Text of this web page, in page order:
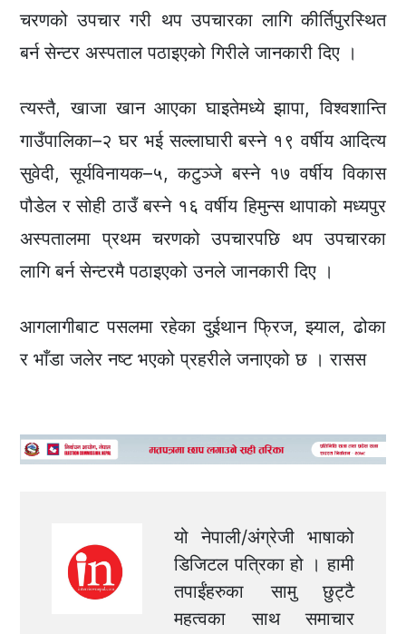
चरणको उपचार गरी थप उपचारका लागि कीर्तिपुरस्थित
बर्न सेन्टर अस्पताल पठाइएको गिरीले जानकारी दिए ।
त्यस्तै, खाजा खान आएका घाइतेमध्ये झापा, विश्वशान्ति
गाउँपालिका–२ घर भई सल्लाघारी बस्ने १९ वर्षीय आदित्य
सुवेदी, सूर्यविनायक–५, कटुञ्जे बस्ने १७ वर्षीय विकास
पौडेल र सोही ठाउँ बस्ने १६ वर्षीय हिमुन्स थापाको मध्यपुर
अस्पतालमा प्रथम चरणको उपचारपछि थप उपचारका
लागि बर्न सेन्टरमै पठाइएको उनले जानकारी दिए ।
आगलागीबाट पसलमा रहेका दुईथान फ्रिज, झ्याल, ढोका
र भाँडा जलेर नष्ट भएको प्रहरीले जनाएको छ । रासस
यो नेपाली/अंग्रेजी भाषाको
डिजिटल पत्रिका हो । हामी
तपाईंहरुका सामु छुट्टै
महत्वका साथ समाचार